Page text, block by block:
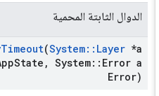
الدوال الثابتة المحمية
Timeout(System ::Layer *a
AppState System ::Error a
Error)